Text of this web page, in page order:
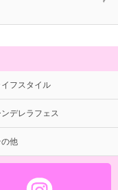
イフスタイル
ンデレラフェス
の他